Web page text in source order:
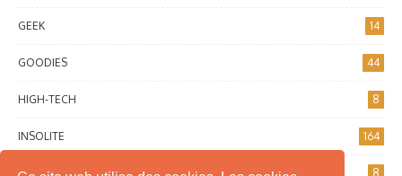
GEEK 14
GOODIES 44
HIGH-TECH 8
INSOLITE 164
INTERNET 8